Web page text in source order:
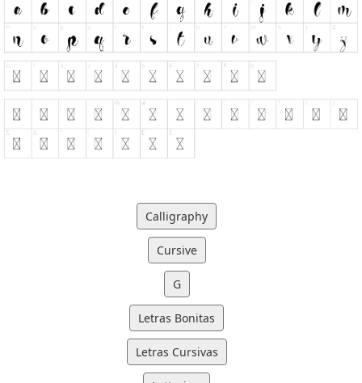
Calligraphy
Cursive
G
Letras Bonitas
Letras Cursivas